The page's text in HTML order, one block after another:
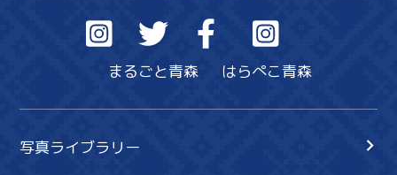
まるごと青森 はらぺこ青森
写真ライブラリー